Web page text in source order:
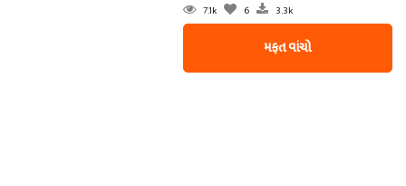
7.1k 6 3.3k
મફત વાંચો